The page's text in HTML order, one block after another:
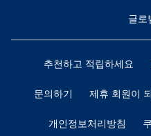
글로
추천하고 적립하세요
문의하기 제휴 회원이
개인정보처리방침